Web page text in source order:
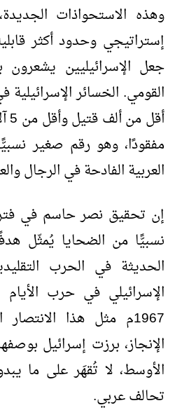
وهذه الاستحواذات
إستراتيجي وحدود أكثر
جعل الإسرائيليين يشعرون
القومي. الخسائر
مفقودًا، وهو رقم صغير
العربية الفادحة في الرجال
إن تحقيق نصر حاسم في
نسبيًّا من الضحايا يُمثّل
الحديثة في الحرب
1967م مثل هذا
الإنجاز، برزت إسرائيل
الأوسط، لا تُقهَر على ما
تحالف عربي.